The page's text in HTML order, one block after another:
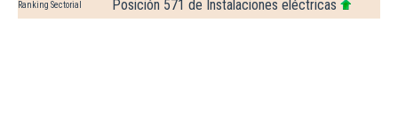
Ranking Sectorial Posición 571 de Instalaciones eléctricas